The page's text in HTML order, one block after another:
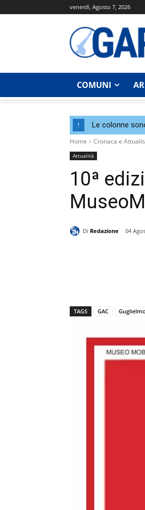
venerdì, Agosto 7, 2026
COMUNI
! Le colonne
Home Cronaca e
Attualità
10ª
Di Redazione
04
TAGS GAC